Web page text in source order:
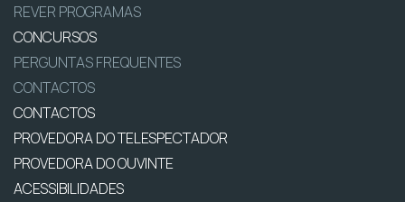
REVER PROGRAMAS
CONCURSOS
PERGUNTAS FREQUENTES
CONTACTOS
CONTACTOS
PROVEDORA DO TELESPECTADOR
PROVEDORA DO OUVINTE
ACESSIBILIDADES